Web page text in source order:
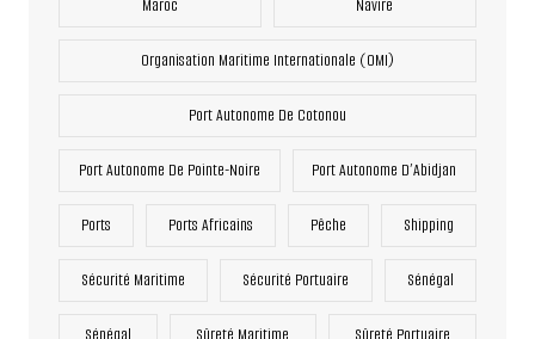
Maroc Navire
Organisation Maritime Internationale (OMI)
Port Autonome De Cotonou
Port Autonome De Pointe-Noire Port Autonome D’Abidjan
Ports Ports Africains Pêche Shipping
Sécurité Maritime Sécurité Portuaire Sénégal